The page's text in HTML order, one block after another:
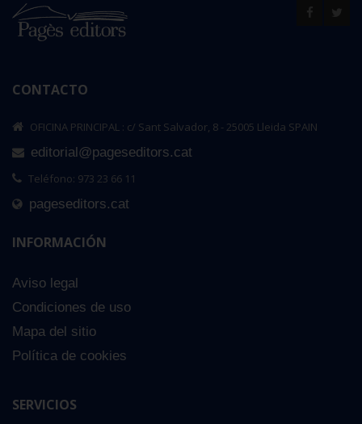
CONTACTO
OFICINA PRINCIPAL : c/ Sant Salvador, 8 - 25005 Lleida SPAIN
editorial@pageseditors.cat
Teléfono: 973 23 66 11
pageseditors.cat
INFORMACIÓN
Aviso legal
Condiciones de uso
Mapa del sitio
Política de cookies
SERVICIOS